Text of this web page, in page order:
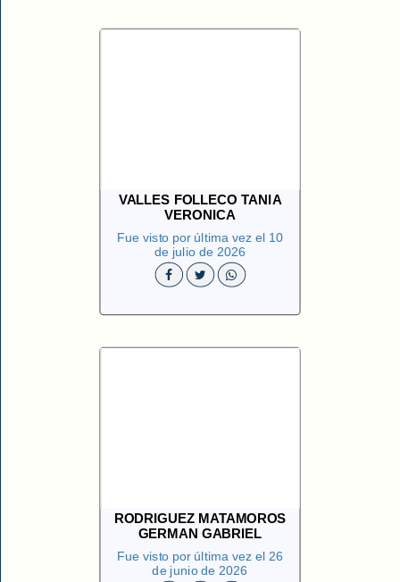
VALLES FOLLECO TANIA
VERONICA
Fue visto por última vez el 10
de julio de 2026
RODRIGUEZ MATAMOROS
GERMAN GABRIEL
Fue visto por última vez el 26
de junio de 2026